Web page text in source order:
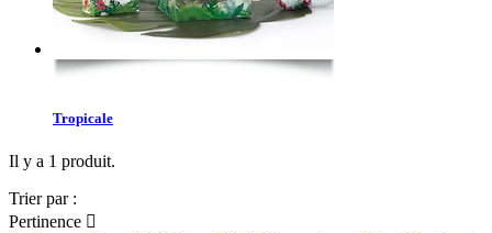
Tropicale
Il y a 1 produit.
Trier par :
Pertinence 